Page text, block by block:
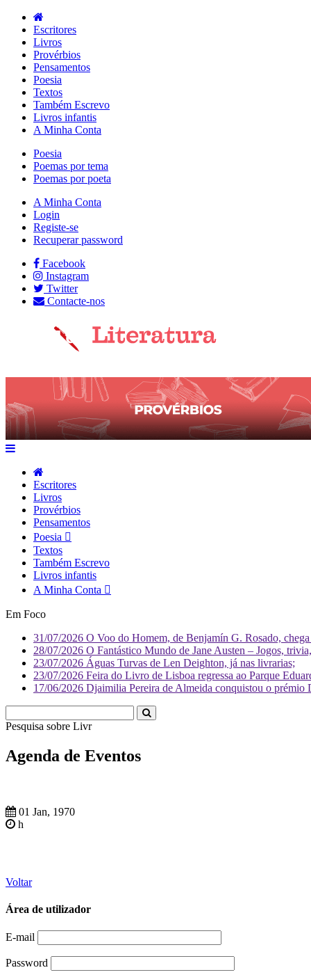
Escritores
Livros
Provérbios
Pensamentos
Poesia
Textos
Também Escrevo
Livros infantis
A Minha Conta
Poesia
Poemas por tema
Poemas por poeta
A Minha Conta
Login
Registe-se
Recuperar password
Facebook
Instagram
Twitter
Contacte-nos
Escritores
Livros
Provérbios
Pensamentos
Poesia
Textos
Também Escrevo
Livros infantis
A Minha Conta
Em Foco
31/07/2026 O Voo do Homem, de Benjamín G. Rosado,
28/07/2026 O Fantástico Mundo de Jane Austen – Jogos,
23/07/2026 Águas Turvas de Len Deighton, já nas livrarias;
23/07/2026 Feira do Livro de Lisboa regressa ao Parque
17/06/2026 Djaimilia Pereira de Almeida conquistou o
Pesquisa sobre Literatura
Agenda de Eventos
01 Jan, 1970
h
Voltar
Área de utilizador
E-mail
Password